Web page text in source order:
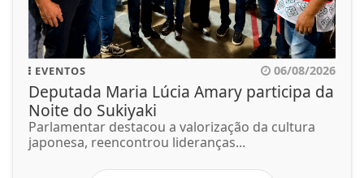
EVENTOS 06/08/2026
Deputada Maria Lúcia Amary participa da
Noite do Sukiyaki
Parlamentar destacou a valorização da cultura
japonesa, reencontrou lideranças...